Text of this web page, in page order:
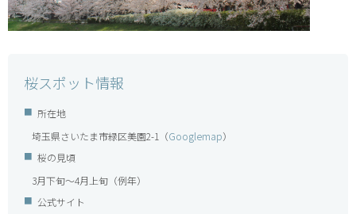
桜スポット情報
所在地
埼玉県さいたま市緑区美園2-1（Googlemap）
桜の見頃
3月下旬～4月上旬（例年）
公式サイト